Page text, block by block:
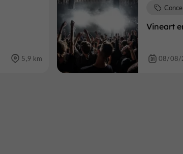
5,9 km
Vineart
08/08/